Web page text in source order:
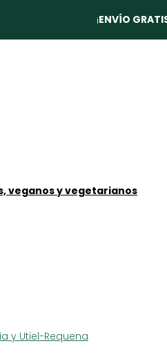
¡ENVÍO
veganos y vegetarianos
y Utiel-Requena
este verano.
entre el 13 de agosto y el 13